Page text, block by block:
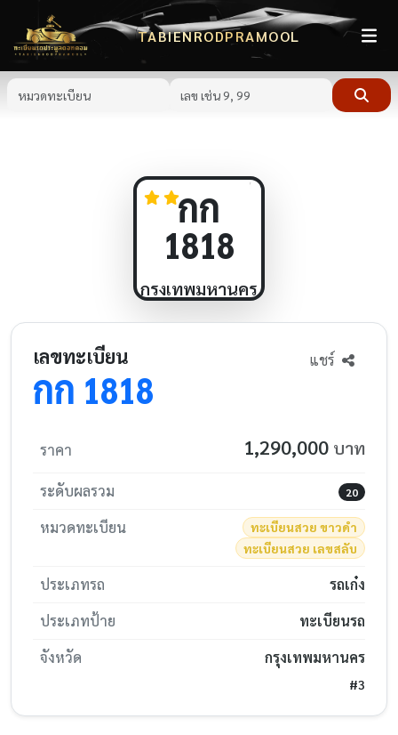
TABIENRODPRAMOOL
กก
1818
กรุงเทพมหานคร
เลขทะเบียน
กก 1818
แชร์
ราคา 1,290,000 บาท
ระดับผลรวม 20
หมวดทะเบียน
ทะเบียนสวย ขาวดำ
ทะเบียนสวย เลขสลับ
ประเภทรถ
รถเก๋ง
ประเภทป้าย
ทะเบียนรถ
จังหวัด
กรุงเทพมหานคร
#3